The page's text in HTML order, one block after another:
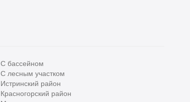
С бассейном
С лесным участком
Истринский район
Красногорский район
Все